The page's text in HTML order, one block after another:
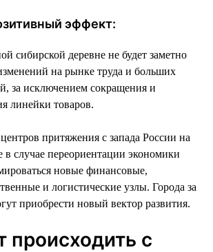
эффект:
сибирской деревне не будет заметно
на рынке труда и больших
за исключением сокращения и
линейки товаров.
притяжения с запада России на
в случае переориентации экономики
новые финансовые,
и логистические узлы. Города за
приобрести новый вектор развития.
происходить с